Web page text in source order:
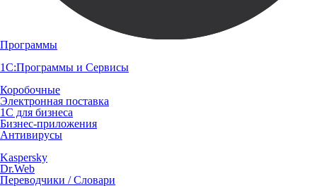
Программы
1С:Программы и Сервисы
Коробочные
Электронная поставка
1С для бизнеса
Бизнес-приложения
Антивирусы
Kaspersky
Dr.Web
Переводчики / Словари